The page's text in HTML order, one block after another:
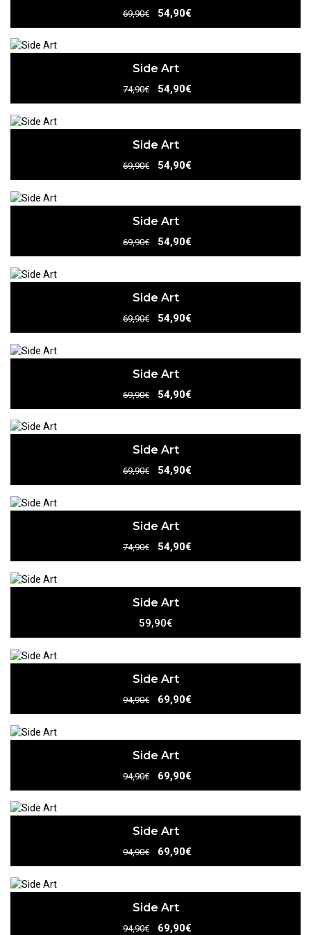
69,90€ 54,90€
Side Art
74,90€ 54,90€
Side Art
69,90€ 54,90€
Side Art
69,90€ 54,90€
Side Art
69,90€ 54,90€
Side Art
69,90€ 54,90€
Side Art
69,90€ 54,90€
Side Art
74,90€ 54,90€
Side Art
59,90€
Side Art
94,90€ 69,90€
Side Art
94,90€ 69,90€
Side Art
94,90€ 69,90€
Side Art
94,90€ 69,90€